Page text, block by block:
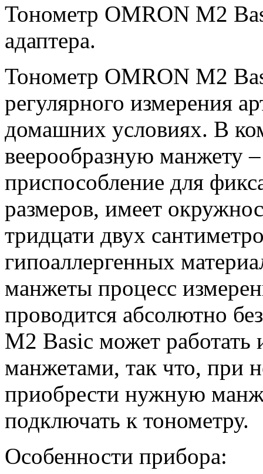
Тонометр OMRON M2
адаптера.
Тонометр OMRON M2
регулярного измерения
домашних условиях. В
веерообразную манжету
приспособление для
размеров, имеет
тридцати двух
гипоаллергенных
манжеты процесс
проводится абсолютно
M2 Basic может
манжетами, так что, при
приобрести нужную
подключать к тонометру.
Особенности прибора: